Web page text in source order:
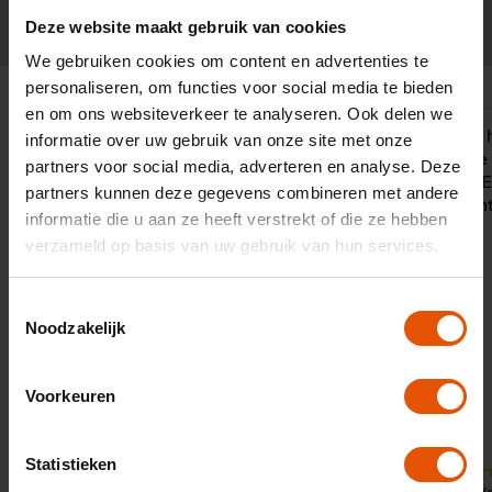
Deze website maakt gebruik van cookies
We gebruiken cookies om content en advertenties te
personaliseren, om functies voor social media te bieden
en om ons websiteverkeer te analyseren. Ook delen we
informatie over uw gebruik van onze site met onze
partners voor social media, adverteren en analyse. Deze
partners kunnen deze gegevens combineren met andere
informatie die u aan ze heeft verstrekt of die ze hebben
verzameld op basis van uw gebruik van hun services.
Noodzakelijk
Voorkeuren
Statistieken
"Met de Duurzame Adviseurs hebben
wij drie jaar geleden actief ingezet op
Onze adviseurs zijn door het hele
land actief en hebben allemaal hun
eigen wensen en behoeften. Een
goede partner die snel kan schakelen
hebben we gevonden in LeaseLinq.
adviezen. Dat scheelt ons veel tijd en
10 Door:
De Duurzame Adviseurs,
"LeaseLinq
bij de
leaseauto.
9